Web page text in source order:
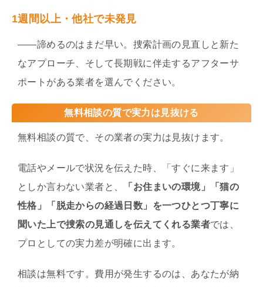
1週間以上・他社で未発見
——諦めるのはまだ早い。捜索計画の見直しと新た
なアプローチ、そして長期戦に伴走するアフターサ
ポートがある業者を選んでください。
無料相談の質で実力は見抜ける
無料相談の質で、その業者の実力は見抜けます。
電話やメールで状況を伝えた時、「すぐに来ます」
としか言わない業者と、
「お住まいの環境」「猫の
性格」「脱走からの経過日数」を一つひとつ丁寧に
聞いた上で捜索の見通しを伝えてくれる業者では、
プロとしての実力差が明確に出ます。
相談は無料です。費用が発生するのは、あなたが納